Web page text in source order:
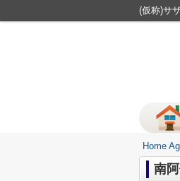
(仮称)サ
Home
南